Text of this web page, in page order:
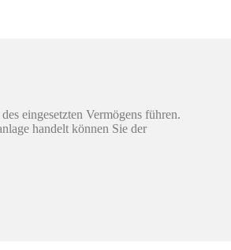
eingesetzten Vermögens führen.
handelt können Sie der